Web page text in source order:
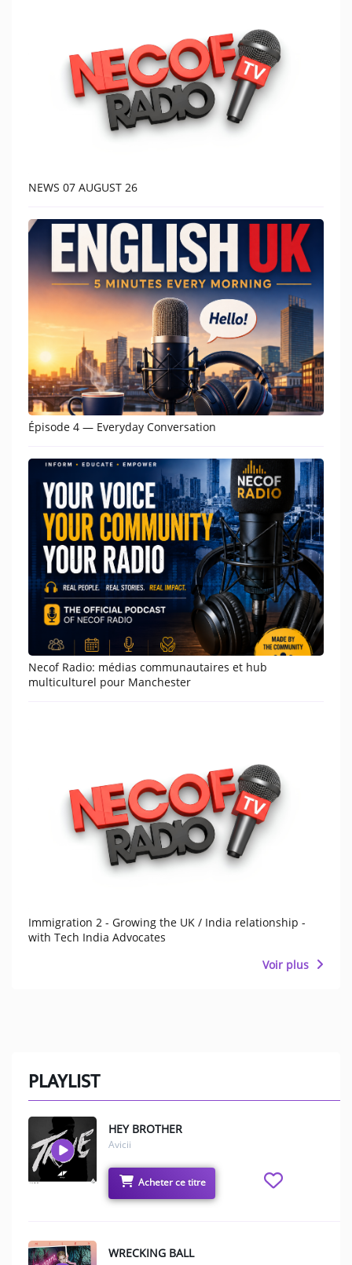
NEWS 07 AUGUST 26
Épisode 4 — Everyday Conversation
Necof Radio: médias communautaires et hub
multiculturel pour Manchester
Immigration 2 - Growing the UK / India relationship -
with Tech India Advocates
Voir plus
PLAYLIST
HEY BROTHER
Avicii
Acheter ce titre
WRECKING BALL